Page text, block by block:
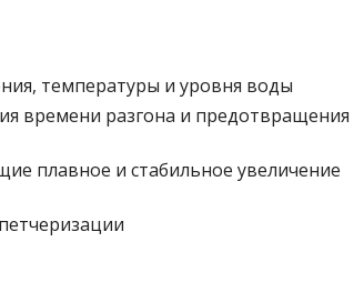
температуры и уровня воды
времени разгона и предотвращения
плавное и стабильное увеличение